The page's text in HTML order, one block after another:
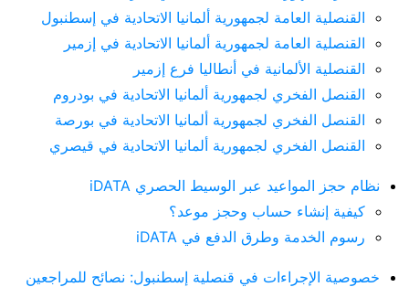
القنصلية العامة لجمهورية ألمانيا الاتحادية في إسطنبول
القنصلية العامة لجمهورية ألمانيا الاتحادية في إزمير
القنصلية الألمانية في أنطاليا فرع إزمير
القنصل الفخري لجمهورية ألمانيا الاتحادية في بودروم
القنصل الفخري لجمهورية ألمانيا الاتحادية في بورصة
القنصل الفخري لجمهورية ألمانيا الاتحادية في قيصري
نظام حجز المواعيد عبر الوسيط الحصري iDATA
كيفية إنشاء حساب وحجز موعد؟
رسوم الخدمة وطرق الدفع في iDATA
خصوصية الإجراءات في قنصلية إسطنبول: نصائح للمراجعين